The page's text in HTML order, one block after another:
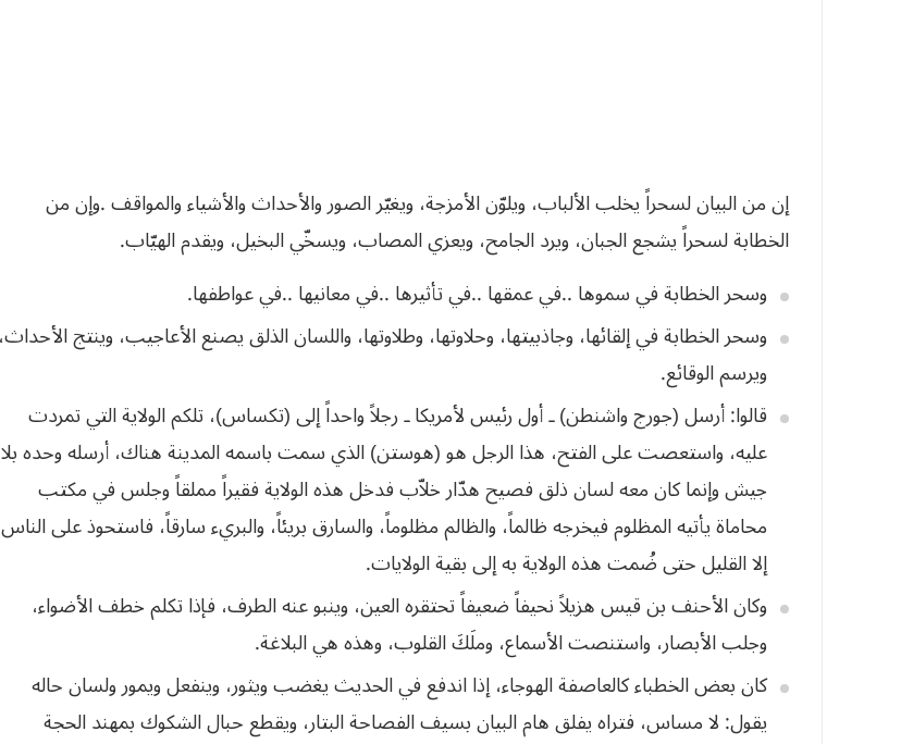
‬الخطابة‭ ‬لسحراً‭ ‬يشجع‭ ‬الجبان،‭ ‬ويرد‭ ‬الجامح،‭ ‬ويعزي‭ ‬المصاب،‭ ‬ويسخّي‭ ‬البخيل،‭ ‬ويقدم‭ ‬الهيّاب‭. ‬
وسحر‭ ‬الخطابة‭ ‬في‭ ‬سموها‭.. ‬في‭ ‬عمقها‭.. ‬في‭ ‬تأثيرها‭.. ‬في‭ ‬معانيها‭.. ‬في‭ ‬عواطفها‭. ‬
‬ويرسم‭ ‬الوقائع‭. ‬
قالوا: أرسل (جورج واشنطن) ـ أول رئيس لأمريكا ـ رجلاً واحداً إلى (تكساس)، تلكم الولاية التي تمردت
عليه، واستعصت على الفتح، هذا الرجل هو (هوستن) الذي سمت باسمه المدينة هناك، أرسله وحده بلا
‬إلا‭ ‬القليل‭ ‬حتى‭ ‬ضُمت‭ ‬هذه‭ ‬الولاية‭ ‬به‭ ‬إلى‭ ‬بقية‭ ‬الولايات‭. ‬
‬وجلب‭ ‬الأبصار،‭ ‬واستنصت‭ ‬الأسماع،‭ ‬وملَكَ‭ ‬القلوب،‭ ‬وهذه‭ ‬هي‭ ‬البلاغة‭. ‬
كان بعض الخطباء كالعاصفة الهوجاء، إذا اندفع في الحديث يغضب ويثور، وينفعل ويمور ولسان حاله
يقول: لا مساس، فتراه يفلق هام البيان بسيف الفصاحة البتار، ويقطع حبال الشكوك بمهند الحجة